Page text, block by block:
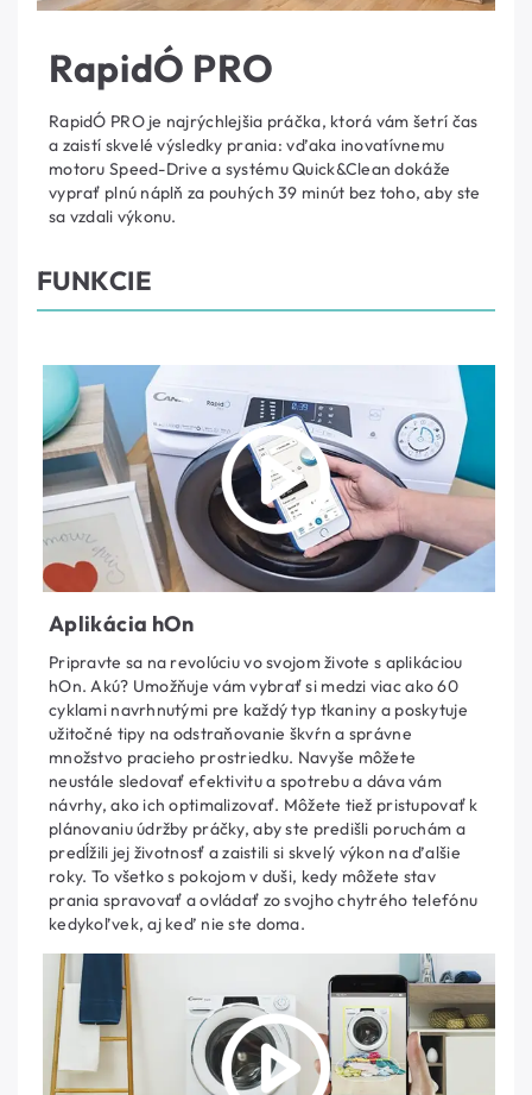
RapidÓ PRO
RapidÓ PRO je najrýchlejšia práčka, ktorá vám šetrí čas
a zaistí skvelé výsledky prania: vďaka inovatívnemu
motoru Speed-Drive a systému Quick&Clean dokáže
vyprať plnú náplň za pouhých 39 minút bez toho, aby ste
sa vzdali výkonu.
FUNKCIE
Aplikácia hOn
Pripravte sa na revolúciu vo svojom živote s aplikáciou
hOn. Akú? Umožňuje vám vybrať si medzi viac ako 60
cyklami navrhnutými pre každý typ tkaniny a poskytuje
užitočné tipy na odstraňovanie škvŕn a správne
množstvo pracieho prostriedku. Navyše môžete
neustále sledovať efektivitu a spotrebu a dáva vám
návrhy, ako ich optimalizovať. Môžete tiež pristupovať k
plánovaniu údržby práčky, aby ste predišli poruchám a
predĺžili jej životnosť a zaistili si skvelý výkon na ďalšie
roky. To všetko s pokojom v duši, kedy môžete stav
prania spravovať a ovládať zo svojho chytrého telefónu
kedykoľvek, aj keď nie ste doma.